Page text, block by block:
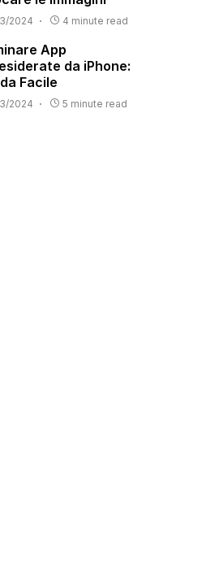
2024 4 minute read
App
da iPhone:
Facile
2024 5 minute read